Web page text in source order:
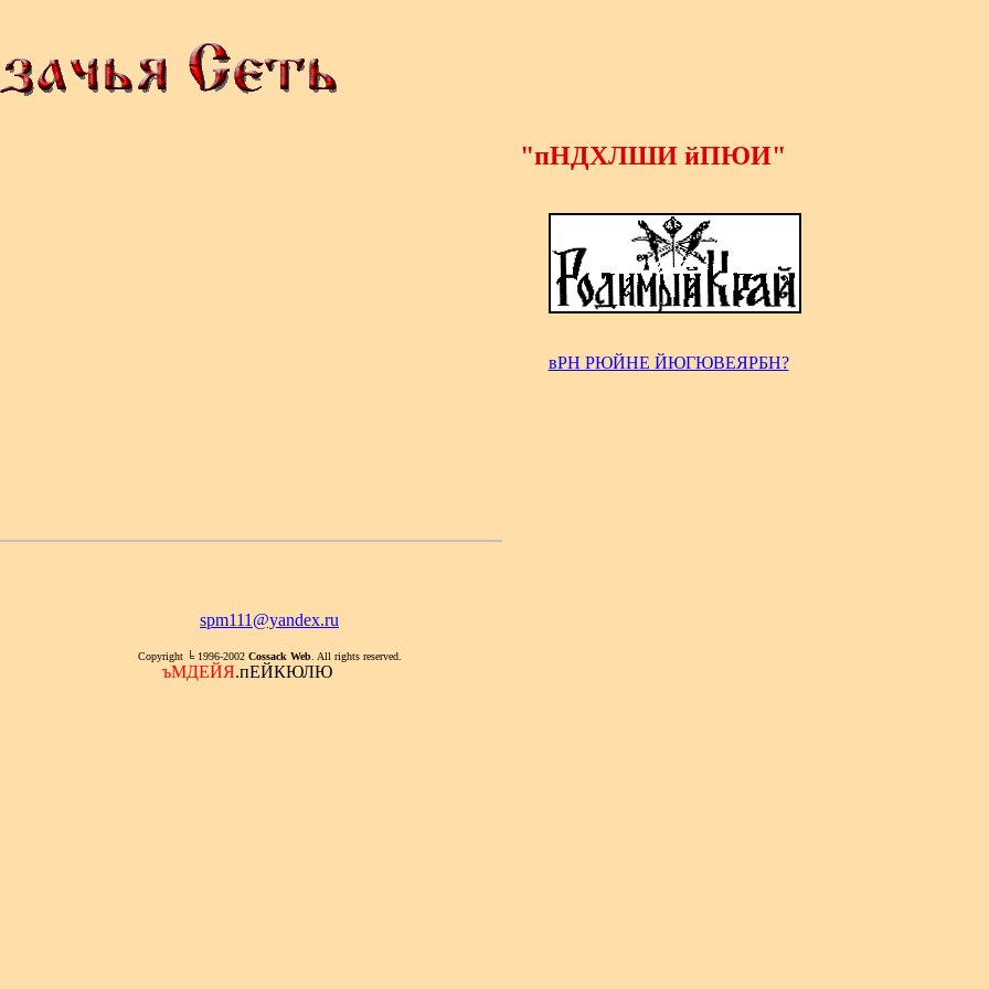
"пНДХЛШИ йПЮИ"
вРН РЮЙНЕ ЙЮГЮВЕЯРБН?
spm111@yandex.ru
Copyright ╘ 1996-2002 Cossack Web. All rights reserved.
ъМДЕЙЯ.пЕЙКЮЛЮ